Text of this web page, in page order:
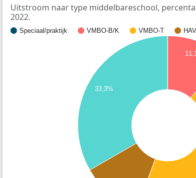
Uitstroom naar type middelbareschool,
2022.
Speciaal/praktijk VMBO-B/K VMBO-T
33,3%